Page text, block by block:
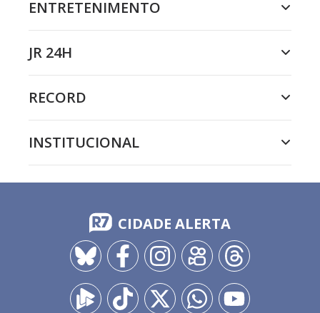
ENTRETENIMENTO
JR 24H
RECORD
INSTITUCIONAL
CIDADE ALERTA